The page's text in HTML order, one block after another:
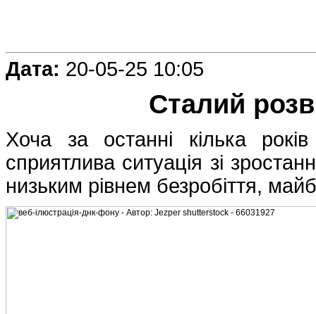
Дата: 20-05-25 10:05
Сталий
Хоча за останні кілька
сприятлива ситуація зі
низьким рівнем безробіття,